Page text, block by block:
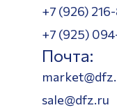
+7 (926)
+7 (925)
Почта:
sale@dfz.ru